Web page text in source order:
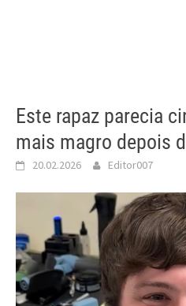
Este rapaz parecia
mais magro depois
20.02.2026 Editor007